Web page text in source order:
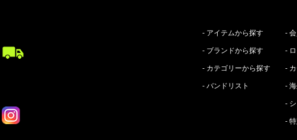
- アイテムから探す
- ブランドから探す
- カテゴリーから探す
- バンドリスト
-
-
-
-
-
-